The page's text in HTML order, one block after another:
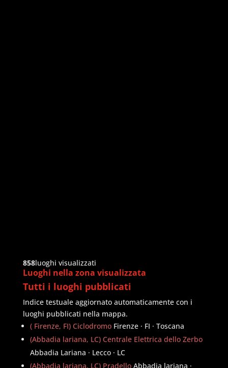
858luoghi visualizzati
Luoghi nella zona visualizzata
Tutti i luoghi pubblicati
Indice testuale aggiornato automaticamente con i
luoghi pubblicati nella mappa.
( Firenze, FI) Ciclodromo Firenze · FI · Toscana
(Abbadia lariana, LC) Centrale Elettrica dello Zerbo
Abbadia Lariana · Lecco · LC
(Abbadia lariana, LC) Pradello Abbadia lariana ·